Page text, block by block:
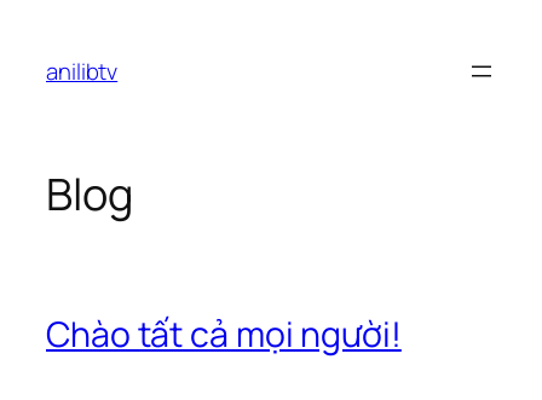
phầnanilibtv
Blog
Chào tất cả mọi người!